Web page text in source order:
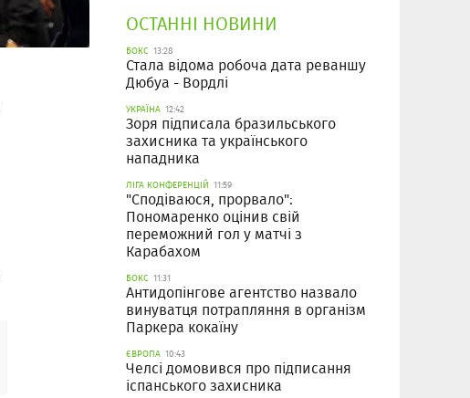
ОСТАННІ НОВИНИ
БОКС 13:28
Стала відома робоча дата реваншу
Дюбуа - Вордлі
УКРАЇНА 12:42
Зоря підписала бразильського
захисника та українського
нападника
ЛІГА КОНФЕРЕНЦІЙ 11:59
"Сподіваюся, прорвало":
Пономаренко оцінив свій
переможний гол у матчі з
Карабахом
БОКС 11:31
Антидопінгове агентство назвало
винуватця потрапляння в організм
Паркера кокаїну
ЄВРОПА 10:43
Челсі домовився про підписання
іспанського захисника